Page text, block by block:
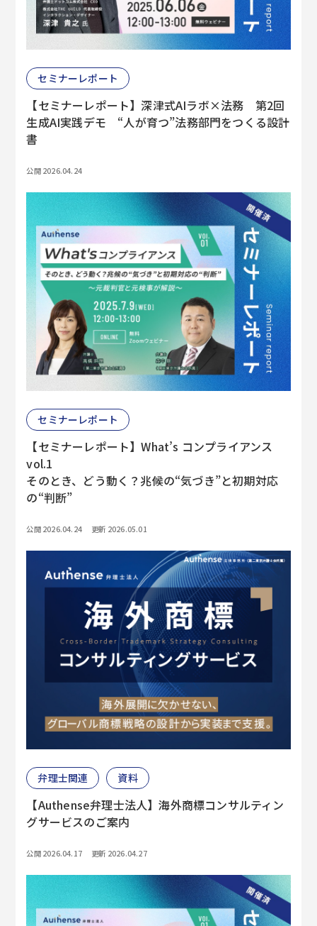
セミナーレポート
【セミナーレポート】深津式AIラボ×法務 第2回
生成AI実践デモ “人が育つ”法務部門をつくる設計
書
公開 2026.04.24
セミナーレポート
【セミナーレポート】What’s コンプライアンス
vol.1
そのとき、どう動く？兆候の“気づき”と初期対応
の“判断”
公開 2026.04.24 更新 2026.05.01
弁理士関連 資料
【Authense弁理士法人】海外商標コンサルティン
グサービスのご案内
公開 2026.04.17 更新 2026.04.27